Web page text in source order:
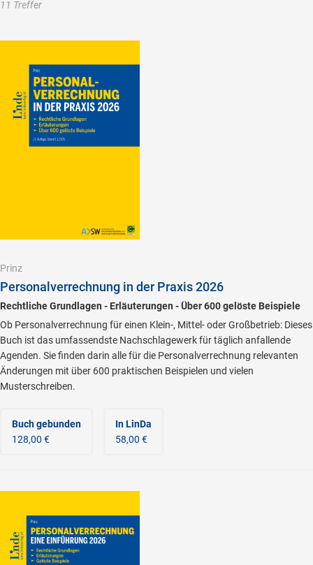
11 Treffer
Prinz
Personalverrechnung in der Praxis 2026
Rechtliche Grundlagen - Erläuterungen - Über 600 gelöste Beispiele
Ob Personalverrechnung für einen Klein-, Mittel- oder Großbetrieb: Dieses
Buch ist das umfassendste Nachschlagewerk für täglich anfallende
Agenden. Sie finden darin alle für die Personalverrechnung relevanten
Änderungen mit über 600 praktischen Beispielen und vielen
Musterschreiben.
Buch gebunden
128,00 €
In LinDa
58,00 €